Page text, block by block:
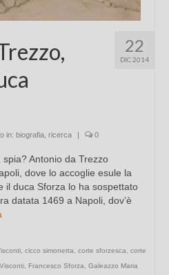
22
DIC 2014
in: biografia ricerca | 0
Antonio da Trezzo
dove lo accoglie esule la
il duca Sforza lo ha sospettato
datata 1469 a Napoli, dov’è
cicco simonetta corte sforzesca
corte
Francesco Sforza
Galeazzo Maria